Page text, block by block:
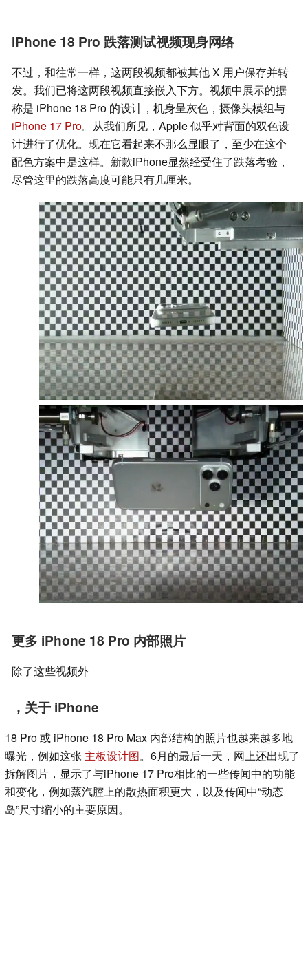
iPhone 18 Pro 跌落测试视频现身网络
不过，和往常一样，这两段视频都被其他 X 用户保存并转
发。我们已将这两段视频直接嵌入下方。视频中展示的据
称是 iPhone 18 Pro 的设计，机身呈灰色，摄像头模组与
iPhone 17 Pro。从我们所见，Apple 似乎对背面的双色设
计进行了优化。现在它看起来不那么显眼了，至少在这个
配色方案中是这样。新款iPhone显然经受住了跌落考验，
尽管这里的跌落高度可能只有几厘米。
更多 iPhone 18 Pro 内部照片
除了这些视频外
，关于 iPhone
18 Pro 或 iPhone 18 Pro Max 内部结构的照片也越来越多地
曝光，例如这张 主板设计图。6月的最后一天，网上还出现了
拆解图片，显示了与iPhone 17 Pro相比的一些传闻中的功能
和变化，例如蒸汽腔上的散热面积更大，以及传闻中“动态
岛”尺寸缩小的主要原因。